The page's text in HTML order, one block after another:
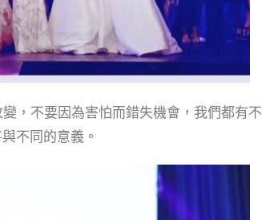
，不要因為害怕而錯失機會， 我們都有不
不同的意義。